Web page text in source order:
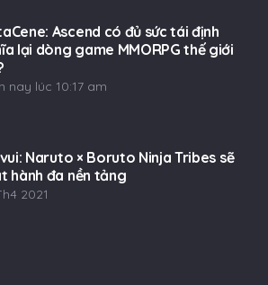
Ascend có đủ sức tái định
lại dòng game MMORPG thế giới
nay lúc 10:17 am
Naruto × Boruto Ninja Tribes sẽ
hành đa nền tảng
2021